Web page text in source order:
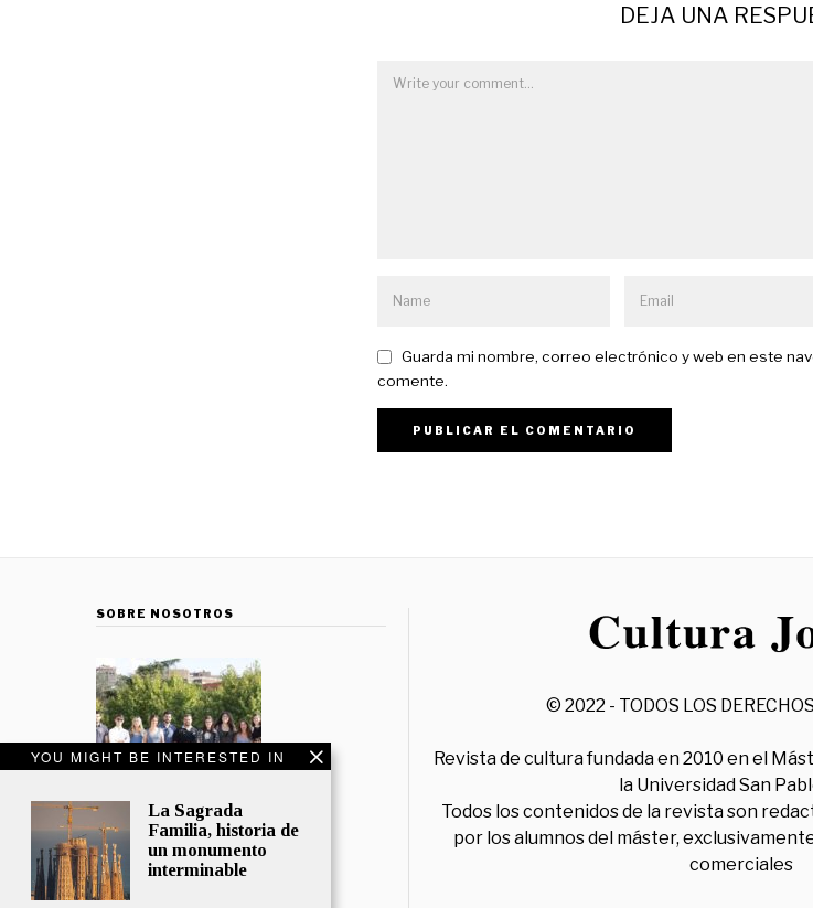
DEJA UNA
Guarda mi nombre, correo electrónico y web en este
comente.
YOU MIGHT BE INTERESTED IN
La Sagrada
Familia, historia de
un monumento
interminable
SOBRE NOSOTROS
© 2022 - TODOS LOS
Revista de cultura fundada en 2010 en el
la Universidad San
Todos los contenidos de la revista son
por los alumnos del máster,
comerciales